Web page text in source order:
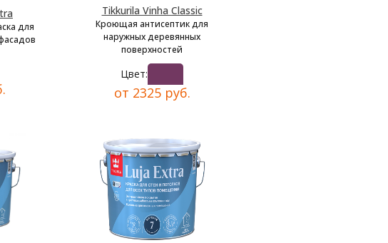
для
Tikkurila Vinha Classic
Кроющая антисептик для
наружных деревянных
поверхностей
Цвет:
от 2325 руб.